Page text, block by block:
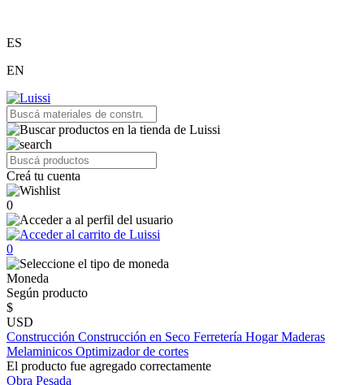
ES
EN
Creá tu cuenta
0
0
Moneda
Según producto
$
USD
Construcción Construcción en Seco Ferretería HogarMaderas
Melaminicos Optimizador de cortes
El producto fue agregado correctamente
Obra Pesada